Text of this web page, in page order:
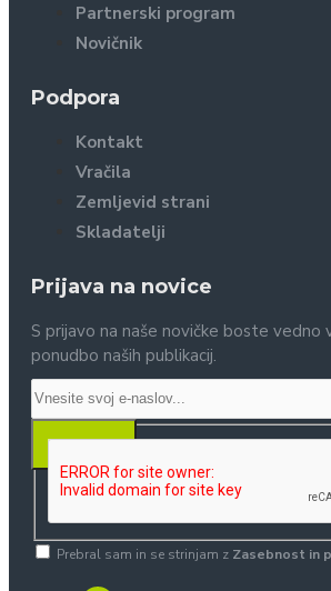
Partnerski program
Novičnik
Podpora
Kontakt
Vračila
Zemljevid strani
Skladatelji
Prijava na novice
S prijavo na naše novičke boste vedno
ponudbo naših publikacij.
PRIJAVA
Prebral sam in se strinjam z Zasebnost in